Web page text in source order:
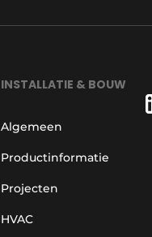
INSTALLATIE & BOUW
Algemeen
Productinformatie
Projecten
HVAC